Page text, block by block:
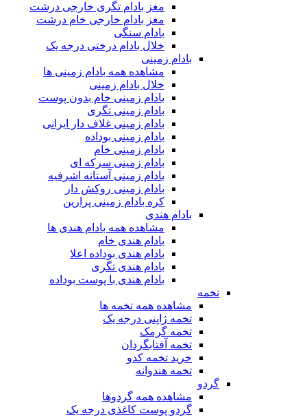
مغز بادام تگری خارجی درشت
مغز بادام خارجی خام درشت
بادام سنگی
خلال بادام درختی درجه یک
بادام زمینی
مشاهده همه بادام زمینی ها
خلال بادام زمینی
بادام زمینی خام بدون پوست
بادام زمینی تگری
بادام زمینی غلاف دار ایرانی
بادام زمینی بوداده
بادام زمینی خام
بادام زمینی سرکه ای
بادام زمینی آستانه اشرفیه
بادام زمینی روکش دار
کره بادام زمینی پرارین
بادام هندی
مشاهده همه بادام هندی ها
بادام هندی خام
بادام هندی بوداده اعلا
بادام هندی تگری
بادام هندی با پوست بوداده
تخمه
مشاهده همه تخمه ها
تخمه ژاپنی درجه یک
تخمه گرمک
تخمه آفتابگردان
خرید تخمه کدو
تخمه هندوانه
گردو
مشاهده همه گردوها
گردو پوست کاغذی درجه یک